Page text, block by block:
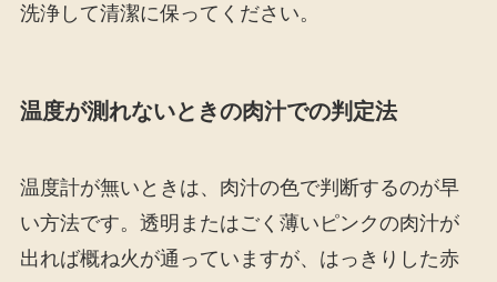
洗浄して清潔に保ってください。
温度が測れないときの肉汁での判定法
温度計が無いときは、肉汁の色で判断するのが早
い方法です。透明またはごく薄いピンクの肉汁が
出れば概ね火が通っていますが、はっきりした赤